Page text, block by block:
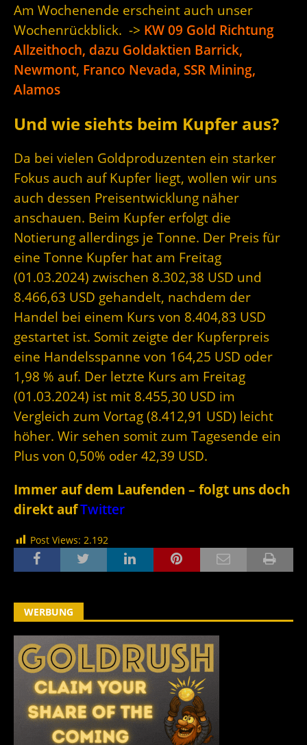
Am Wochenende erscheint auch unser
Wochenrückblick. -> KW 09 Gold Richtung
Allzeithoch, dazu Goldaktien Barrick,
Newmont, Franco Nevada, SSR Mining,
Alamos
Und wie siehts beim Kupfer aus?
Da bei vielen Goldproduzenten ein starker
Fokus auch auf Kupfer liegt, wollen wir uns
auch dessen Preisentwicklung näher
anschauen. Beim Kupfer erfolgt die
Notierung allerdings je Tonne. Der Preis für
eine Tonne Kupfer hat am Freitag
(01.03.2024) zwischen 8.302,38 USD und
8.466,63 USD gehandelt, nachdem der
Handel bei einem Kurs von 8.404,83 USD
gestartet ist. Somit zeigte der Kupferpreis
eine Handelsspanne von 164,25 USD oder
1,98 % auf. Der letzte Kurs am Freitag
(01.03.2024) ist mit 8.455,30 USD im
Vergleich zum Vortag (8.412,91 USD) leicht
höher. Wir sehen somit zum Tagesende ein
Plus von 0,50% oder 42,39 USD.
Immer auf dem Laufenden – folgt uns doch
direkt aufTwitter
Post Views: 2.192
WERBUNG